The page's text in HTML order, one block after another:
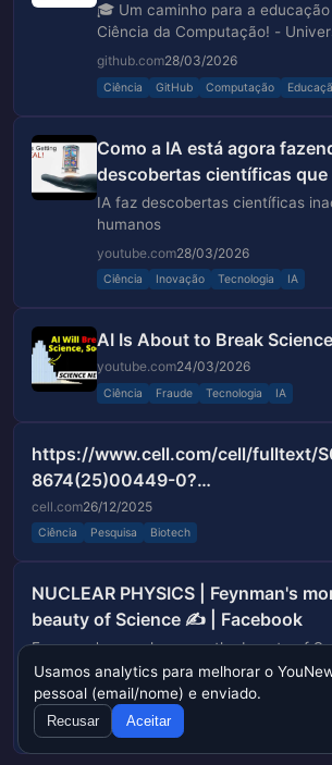
educação autodidata em
Computação!
🎓 Um caminho para a
Ciência da Computação! -
Livre/ciencia-da-computacao
github.com28/03/2026
Ciência GitHub Computação
Como a IA está agora
descobertas científicas que
não conseguem.
IA faz descobertas científicas
humanos
youtube.com28/03/2026
Ciência Inovação Tecnologia IA
AI Is About to Break
youtube.com24/03/2026
Ciência Fraude Tecnologia IA
https://www.cell.com/cell/fulltext/
8674(25)00449-0?
cell.com26/12/2025
Ciência Pesquisa Biotech
NUCLEAR PHYSICS | Feynman's
beauty of Science ✍️ | Facebook
Feynman's monologue on the beauty of
once said, "The whole universe is in a
probably never know in what sense he
do not write to be...
facebook.com26/12/2025
Ciência Nuclear Física
Usamos analytics para melhorar o
pessoal (email/nome) e enviado.
Recusar Aceitar